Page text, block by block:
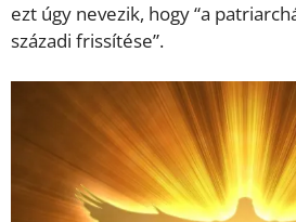
ezt úgy nevezik, hogy “a
századi frissítése”.